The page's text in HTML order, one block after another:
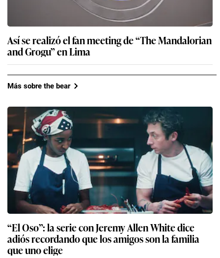
Así se realizó el fan meeting de “The Mandalorian
and Grogu” en Lima
Más sobre the bear
“El Oso”: la serie con Jeremy Allen White dice
adiós recordando que los amigos son la familia
que uno elige